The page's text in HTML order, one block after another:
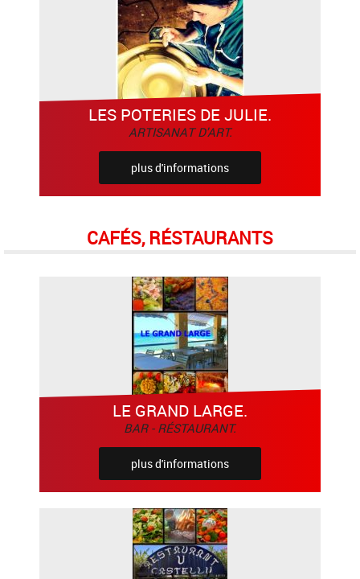
LES POTERIES DE JULIE.
ARTISANAT D'ART.
plus d'informations
CAFÉS, RÉSTAURANTS
LE GRAND LARGE.
BAR - RÉSTAURANT.
plus d'informations